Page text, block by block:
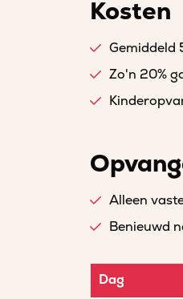
Kosten
Gemiddeld
Zo'n 20%
Alleen
Benieuwd
Dag